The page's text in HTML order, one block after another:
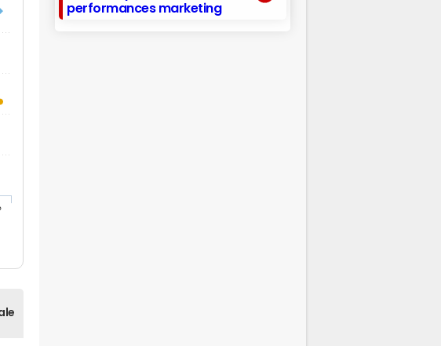
performances marketing